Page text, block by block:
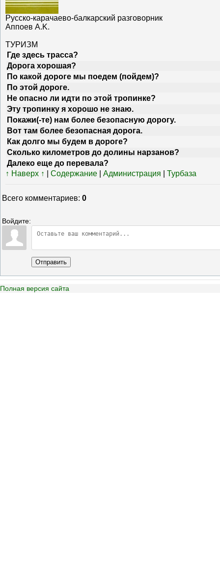
Русско-карачаево-балкарский разговорник
Аппоев A.K.
ТУРИЗМ
Где здесь трасса?
Дорога хорошая?
По какой дороге мы поедем (пойдем)?
По этой дороге.
Не опасно ли идти по этой тропинке?
Эту тропинку я хорошо не знаю.
Покажи(-те) нам более безопасную дорогу.
Вот там более безопасная дорога.
Как долго мы будем в дороге?
Сколько километров до долины нарзанов?
Далеко еще до перевала?
↑ Наверх ↑
Содержание Администрация Турбаза
Всего комментариев: 0
Войдите:
Отправить
Полная версия сайта